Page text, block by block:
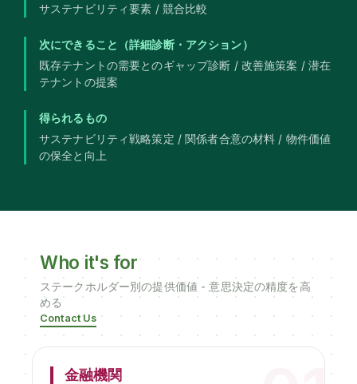
サステナビリティ要素 / 競合比較
次にできること（詳細診断・アクション）
既存テナントの需要とのギャップ診断 / 改善施策案 / 潜在
テナントの提案
得られるもの
サステナビリティ戦略策定 / 関係者合意の材料 / 物件価値
の保全と向上
Who it's for
ステークホルダー別の提供価値 - 意思決定の精度を高
める
Contact Us
金融機関